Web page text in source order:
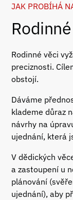
JAK PROBÍHÁ
Rodinné věci
preciznosti.
obstojí.
Dáváme
klademe důraz
návrhy na
ujednání, která
V dědických
a zastoupení u
plánování
ujednání), aby